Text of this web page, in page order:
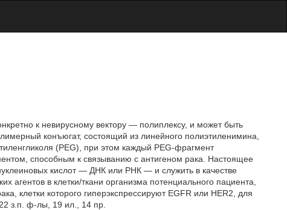
к невирусному вектору — полиплексу, и может быть
конъюгат, состоящий из линейного полиэтиленимина,
(PEG), при этом каждый PEG-фрагмент
способным к связыванию с антигеном рака. Настоящее
кислот — ДНК или РНК — и служить в качестве
агентов в клетки/ткани организма потенциального пациента,
клетки которого гиперэкспрессируют EGFR или HER2, для
з.п. ф-лы, 19 ил., 14 пр.